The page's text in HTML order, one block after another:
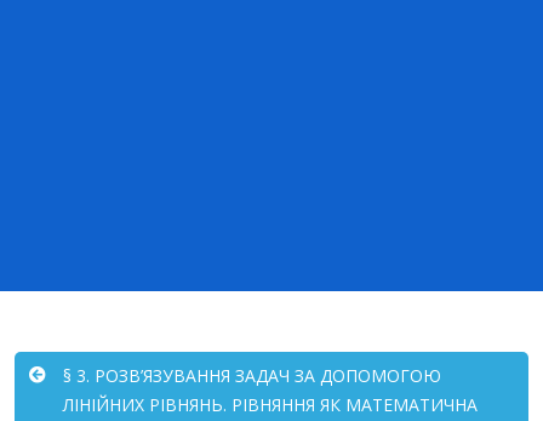
§ 3. РОЗВ’ЯЗУВАННЯ ЗАДАЧ ЗА ДОПОМОГОЮ
ЛІНІЙНИХ РІВНЯНЬ. РІВНЯННЯ ЯК МАТЕМАТИЧНА